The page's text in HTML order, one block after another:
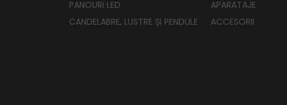
PANOURI LED
CANDELABRE, LUSTRE ȘI PENDULE
APARATAJE
ACCESORII